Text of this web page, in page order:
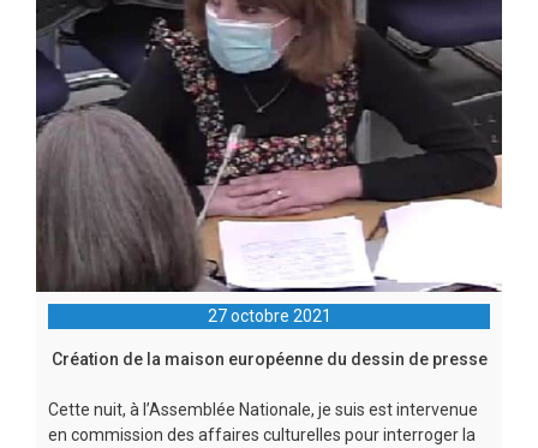
27 octobre 2021
Création de la maison européenne du dessin de presse
Cette nuit, à l’Assemblée Nationale, je suis est intervenue
en commission des affaires culturelles pour interroger la